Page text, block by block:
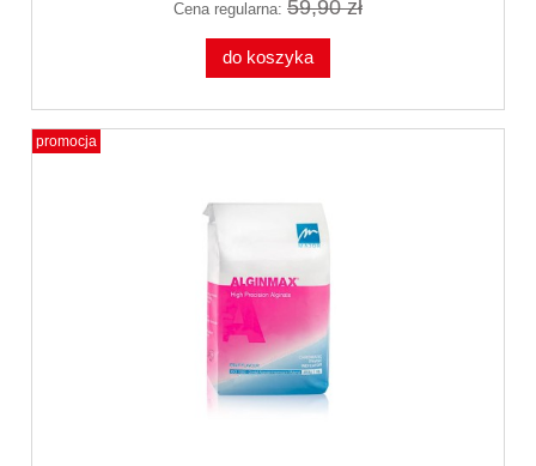
Cena regularna: 59,90 zł
do koszyka
promocja